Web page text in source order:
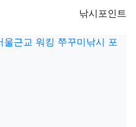
등록자
낚시포인트